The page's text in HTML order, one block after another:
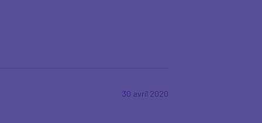
30 avril 2020